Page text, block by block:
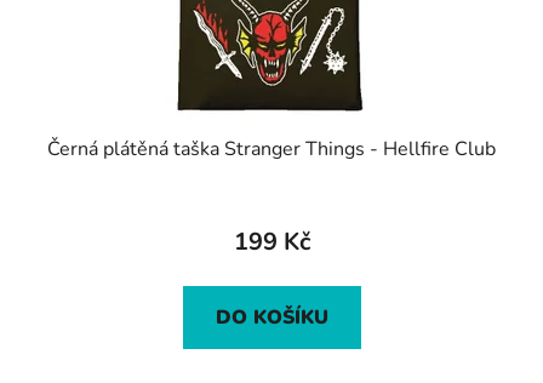
Černá plátěná taška Stranger Things - Hellfire Club
199 Kč
DO KOŠÍKU